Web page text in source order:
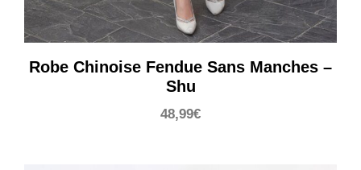
Robe Chinoise Fendue Sans Manches –
Shu
48,99€